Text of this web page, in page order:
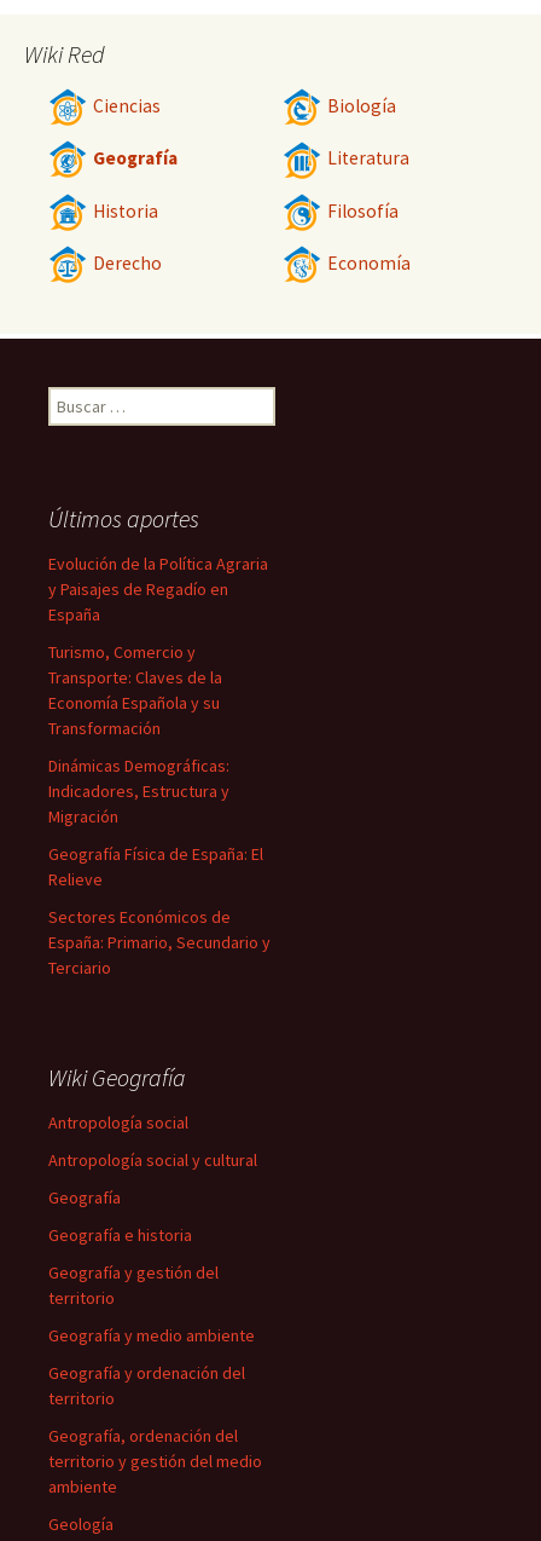
Wiki Red
Ciencias Biología
Geografía Literatura
Historia Filosofía
Derecho Economía
Buscar:
Últimos aportes
Evolución de la Política Agraria
y Paisajes de Regadío en
España
Turismo, Comercio y
Transporte: Claves de la
Economía Española y su
Transformación
Dinámicas Demográficas:
Indicadores, Estructura y
Migración
Geografía Física de España: El
Relieve
Sectores Económicos de
España: Primario, Secundario y
Terciario
Wiki Geografía
Antropología social
Antropología social y cultural
Geografía
Geografía e historia
Geografía y gestión del
territorio
Geografía y medio ambiente
Geografía y ordenación del
territorio
Geografía, ordenación del
territorio y gestión del medio
ambiente
Geología